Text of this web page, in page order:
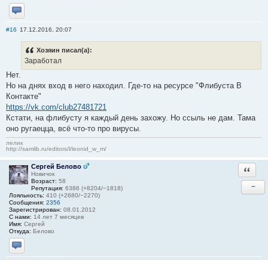
Отправить личное сообщение
#16 17.12.2016, 20:07
Хозяин писал(а):
Заработал
Нет.
Но на днях вход в него находил. Где-то на ресурсе "Флибуста В
Контакте"
https://vk.com/club27481721
Кстати, на флибусту я каждый день захожу. Но ссыль не дам. Тама
оно ругаецца, всё что-то про вирусы.
лелик
http://samlib.ru/editors/l/leonid_w_m/
Сергей Белово
Новичок
Возраст: 58
Репутация: 6386 (+8204/−1818)
Лояльность: 410 (+2680/−2270)
Сообщения: 2356
Зарегистрирован: 08.01.2012
С нами: 14 лет 7 месяцев
Имя: Сергей
Откуда: Белово
Отправить личное сообщение
−